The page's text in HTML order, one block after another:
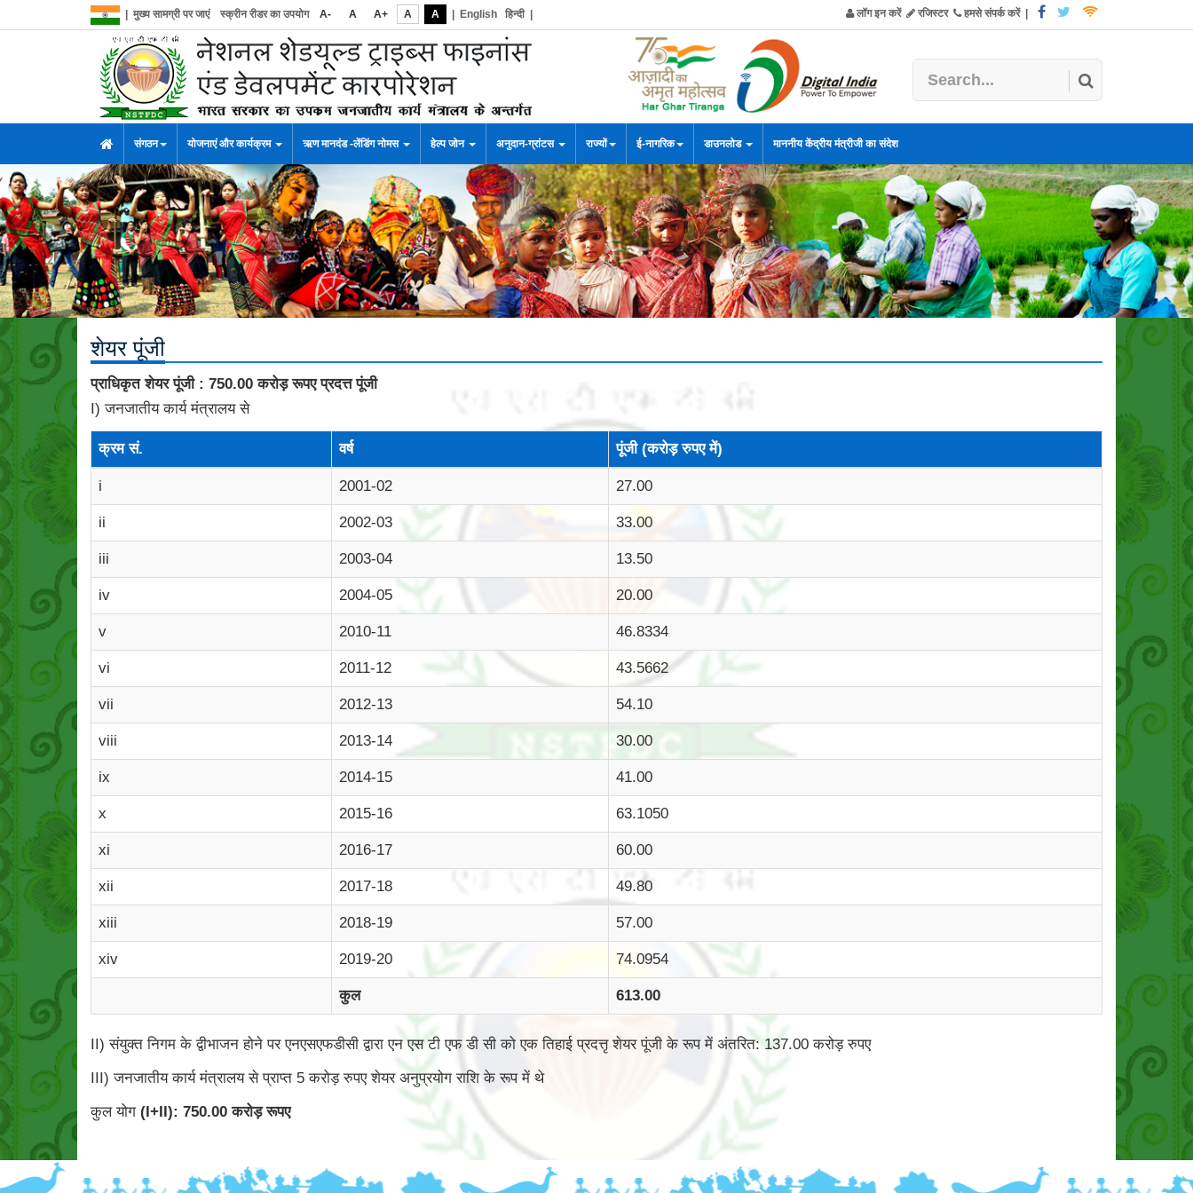
मुख्य सामग्री पर जाएं स्क्रीन रीडर का उपयोग A- A A+ A A English हिन्दी| लॉग इन करें रजिस्टर हमसे संपर्क करें|
संगठन योजनाएं और कार्यक्रम ऋण मानदंड -लेंडिंग नोमस हेल्प जोन अनुदान-ग्रांटस राज्यों ई-नागरिक डाउनलोड माननीय केंद्रीय मंत्रीजी का संदेश
शेयर पूंजी
प्राधिकृत शेयर पूंजी : 750.00 करोड़ रूपए प्रदत्त पूंजी
I) जनजातीय कार्य मंत्रालय से
क्रम सं. वर्ष पूंजी (करोड़ रुपए में)
i 2001-02 27.00
ii 2002-03 33.00
iii 2003-04 13.50
iv 2004-05 20.00
v 2010-11 46.8334
vi 2011-12 43.5662
vii 2012-13 54.10
viii 2013-14 30.00
ix 2014-15 41.00
x 2015-16 63.1050
xi 2016-17 60.00
xii 2017-18 49.80
xiii 2018-19 57.00
xiv 2019-20 74.0954
कुल 613.00
II) संयुक्त निगम के द्वीभाजन होने पर एनएसएफडीसी द्वारा एन एस टी एफ डी सी को एक तिहाई प्रदत्तृ शेयर पूंजी के रूप में अंतरित: 137.00 करोड़ रुपए
III) जनजातीय कार्य मंत्रालय से प्राप्त 5 करोड़ रुपए शेयर अनुप्रयोग राशि के रूप में थे
कुल योग (I+II): 750.00 करोड़ रूपए